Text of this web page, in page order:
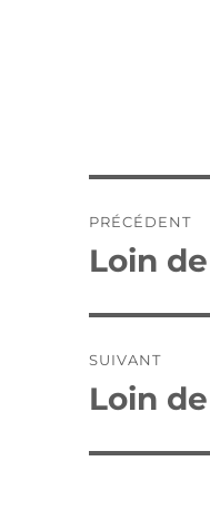
de
PRÉCÉDENT
Publication
Loin
SUIVANT
Publication
Loin